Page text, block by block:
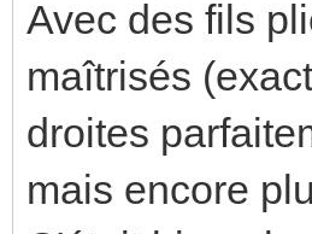
bas), je serai
mur avec des
OK, mais là
derrière le